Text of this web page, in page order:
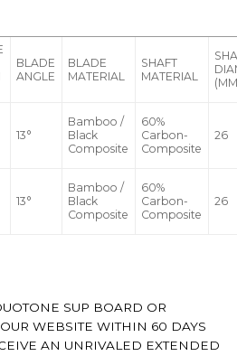
BLADE
ANGLE
BLADE
MATERIAL
SHAFT
MATERIAL
13°
Bamboo /
Black
Composite
60%
Carbon-
Composite
26
13°
Bamboo /
Black
Composite
60%
Carbon-
Composite
26
SUP BOARD OR
WEBSITE WITHIN 60 DAYS
AN UNRIVALED EXTENDED